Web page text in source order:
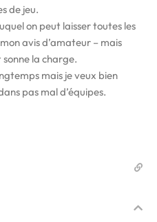
de jeu.
on peut laisser toutes les
avis d’amateur – mais
la charge.
mais je veux bien
pas mal d’équipes.